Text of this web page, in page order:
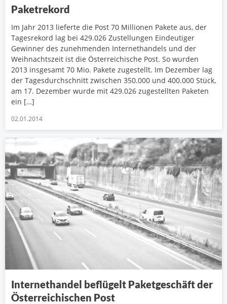
Paketrekord
Im Jahr 2013 lieferte die Post 70 Millionen Pakete aus, der
Tagesrekord lag bei 429.026 Zustellungen Eindeutiger
Gewinner des zunehmenden Internethandels und der
Weihnachtszeit ist die Österreichische Post. So wurden
2013 insgesamt 70 Mio. Pakete zugestellt. Im Dezember lag
der Tagesdurchschnitt zwischen 350.000 und 400.000 Stück,
am 17. Dezember wurde mit 429.026 zugestellten Paketen
ein […]
02.01.2014
Internethandel beflügelt Paketgeschäft der
Österreichischen Post